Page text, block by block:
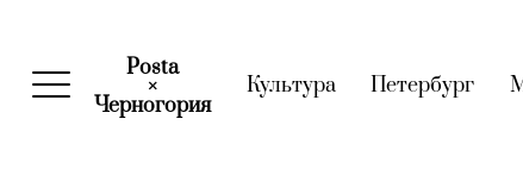
Posta
×
Черногория(current)
Культура(current)
Петербург